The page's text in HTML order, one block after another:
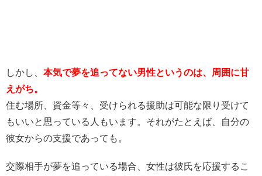
しかし、 本気で夢を追ってない男性というのは、周囲に甘
えがち。
住む場所、資金等々、受けられる援助は可能な限り受けて
もいいと思っている人もいます。それがたとえば、自分の
彼女からの支援であっても。
交際相手が夢を追っている場合、女性は彼氏を応援するこ